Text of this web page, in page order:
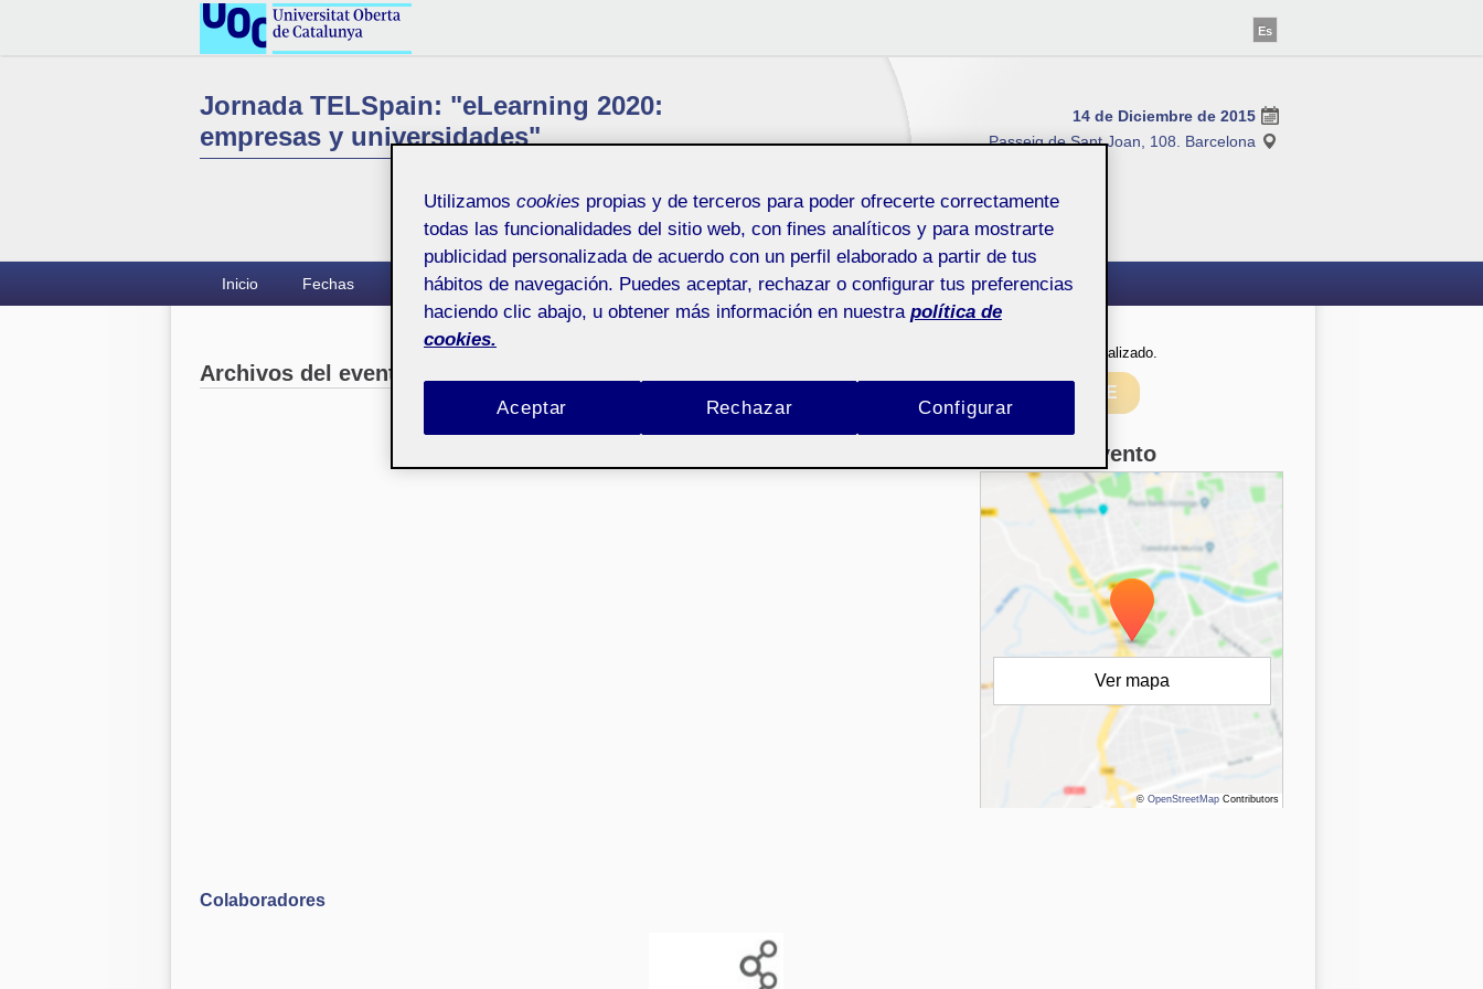
Es
Jornada TELSpain: "eLearning 2020:
empresas y universidades"
14 de Diciembre de 2015
Passeig de Sant Joan, 108. Barcelona
Inicio Fechas Programa Ponentes Colaboradores Documentación Contacto
Archivos del evento
La inscripción ha finalizado.
INSCRIBIRSE
Lugar del evento
Ver mapa
© OpenStreetMap Contributors
Colaboradores
Utilizamos cookies propias y de terceros para poder ofrecerte correctamente
todas las funcionalidades del sitio web, con fines analíticos y para mostrarte
publicidad personalizada de acuerdo con un perfil elaborado a partir de tus
hábitos de navegación. Puedes aceptar, rechazar o configurar tus preferencias
haciendo clic abajo, u obtener más información en nuestra política de
cookies.
Rechazar
Aceptar Configurar